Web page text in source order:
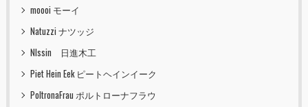
moooi モーイ
Natuzzi ナツッジ
NIssin 日進木工
Piet Hein Eek ピートヘインイーク
PoltronaFrau ポルトローナフラウ